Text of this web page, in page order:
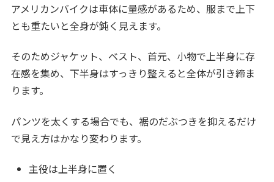
アメリカンバイクは車体に量感があるため、服まで上下
とも重たいと全身が鈍く見えます。
そのためジャケット、ベスト、首元、小物で上半身に存
在感を集め、下半身はすっきり整えると全体が引き締ま
ります。
パンツを太くする場合でも、裾のだぶつきを抑えるだけ
で見え方はかなり変わります。
主役は上半身に置く